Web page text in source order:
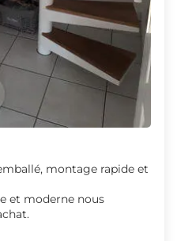
montage rapide et
et moderne nous